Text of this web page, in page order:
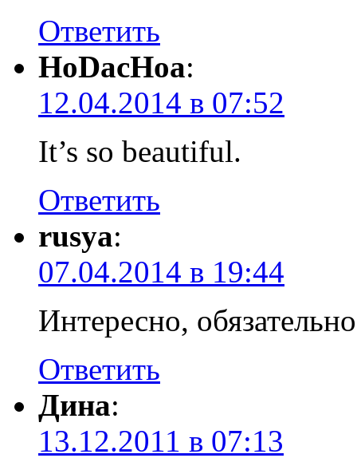
Ответить
HoDacHoa:
12.04.2014 в 07:52
It’s so beautiful.
Ответить
rusya:
07.04.2014 в 19:44
Интересно,
Ответить
Дина:
13.12.2011 в 07:13